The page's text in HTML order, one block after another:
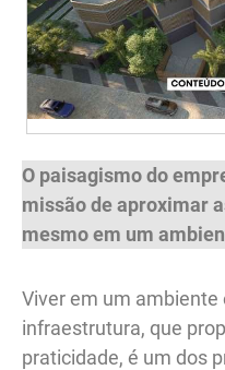
O paisagismo do
missão de aproximar
mesmo em um
Viver em um
infraestrutura, que
praticidade, é um dos